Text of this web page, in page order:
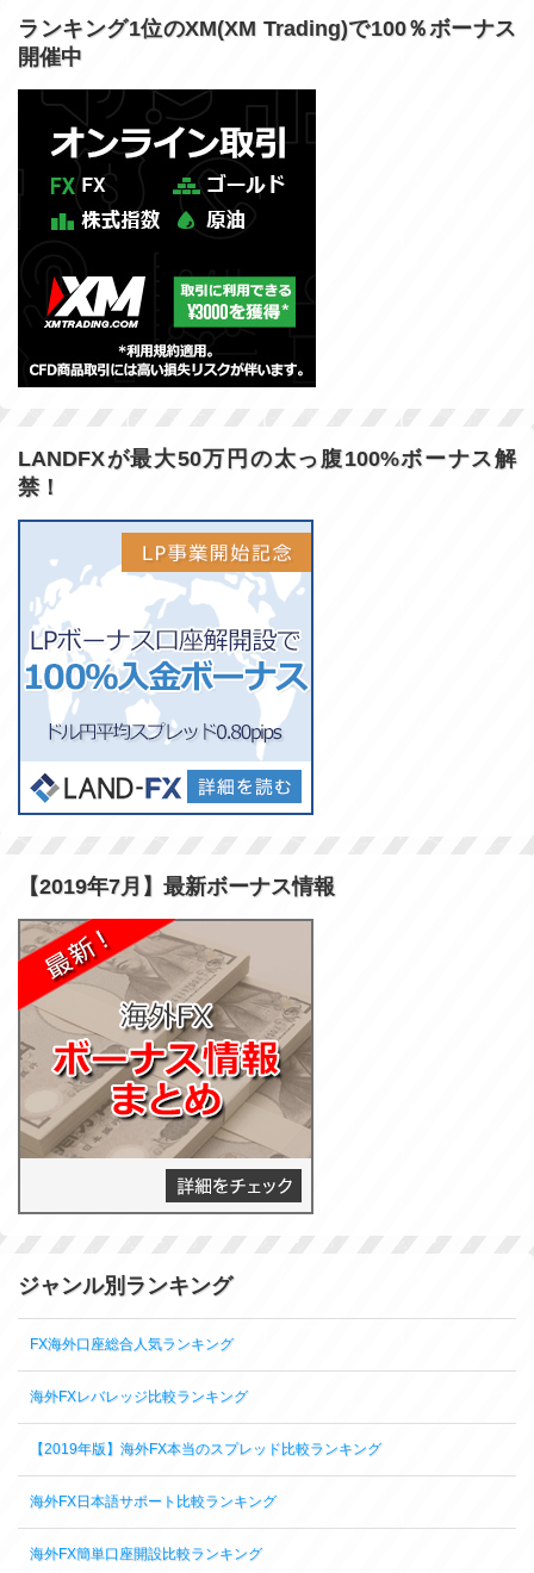
ランキング1位のXM(XM Trading)で100％ボーナス
開催中
LANDFXが最大50万円の太っ腹100%ボーナス解
禁！
【2019年7月】最新ボーナス情報
ジャンル別ランキング
FX海外口座総合人気ランキング
海外FXレバレッジ比較ランキング
【2019年版】海外FX本当のスプレッド比較ランキング
海外FX日本語サポート比較ランキング
海外FX簡単口座開設比較ランキング